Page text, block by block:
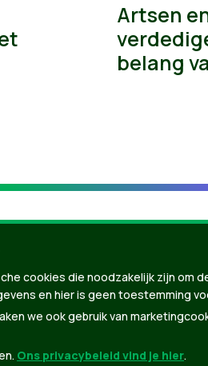
Artsen
belang
metNationBuilder| Gebouwd
cookies die noodzakelijk zijn om
en hier is geen toestemming
we ook gebruik van
Ons privacybeleid vind je hier.